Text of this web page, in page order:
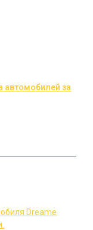
автомобилей за